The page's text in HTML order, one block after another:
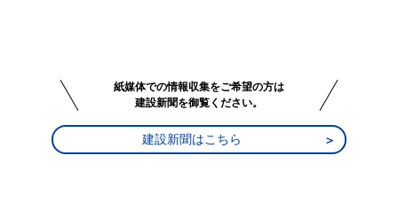
紙媒体での情報収集をご希望の方は
建設新聞を御覧ください。
建設新聞はこちら